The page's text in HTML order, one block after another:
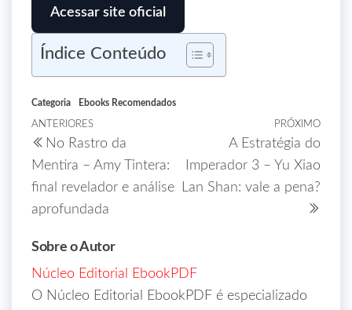
Acessar site oficial
Índice Conteúdo
Categoria Ebooks Recomendados
ANTERIORES
No Rastro da
Mentira – Amy Tintera:
final revelador e análise
aprofundada
PRÓXIMO
A Estratégia do
Imperador 3 – Yu Xiao
Lan Shan: vale a pena?
Sobre o Autor
Núcleo Editorial EbookPDF
O Núcleo Editorial EbookPDF é especializado